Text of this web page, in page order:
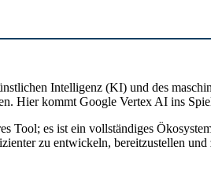
Intelligenz (KI) und des
Hier kommt Google Vertex AI ins
Tool; es ist ein vollständiges
zu entwickeln, bereitzustellen und